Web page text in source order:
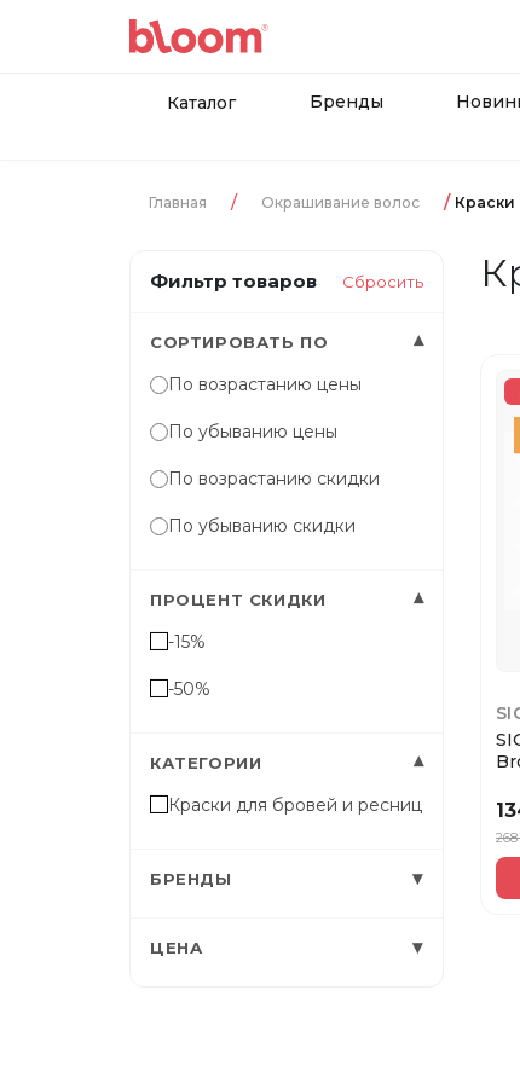
Каталог Бренды
Главная Окрашивание волос Краски
Фильтр товаров Сбросить
СОРТИРОВАТЬ ПО ▾
По возрастанию цены
По убыванию цены
По возрастанию скидки
По убыванию скидки
ПРОЦЕНТ СКИДКИ ▾
-15%
-50%
КАТЕГОРИИ ▾
Краски для бровей и ресниц
БРЕНДЫ ▾
ЦЕНА ▾